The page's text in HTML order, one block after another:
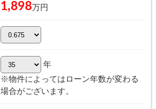
1,898万円
年
※物件によってはローン年数が変わる
場合がございます。